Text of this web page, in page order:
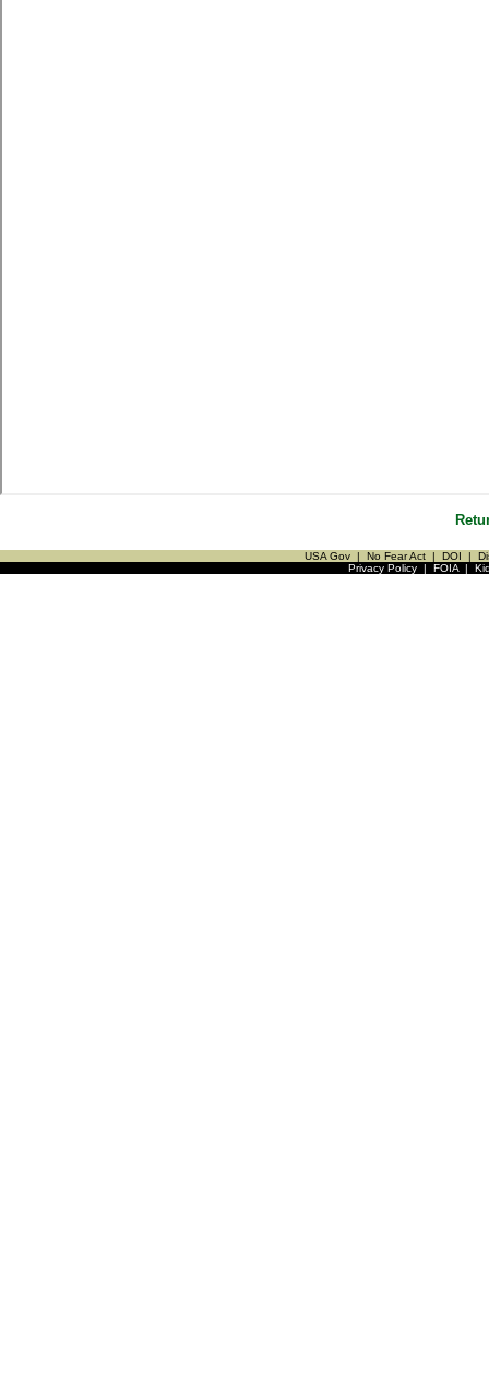
USA Gov | No Fear Act | DOI |
Privacy Policy| FOIA|